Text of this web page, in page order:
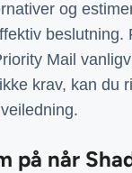
og
Mail
krav, kan du
på når